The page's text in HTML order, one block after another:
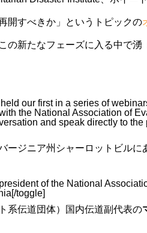
開すべきか」というトピックの
の新たなフェーズに入る中で
our first in a series of
the National Association of
and speak directly to
ージニア州シャーロットビル
of the National
toggle]
系伝道団体）国内伝道副代表の